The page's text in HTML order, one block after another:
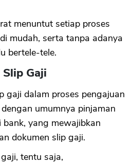
menuntut setiap proses
mudah, serta tanpa adanya
bertele-tele.
Gaji
gaji dalam proses pengajuan
umumnya pinjaman
yang mewajibkan
dokumen slip gaji.
tentu saja,